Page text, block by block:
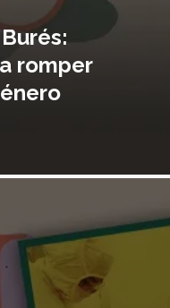
romper